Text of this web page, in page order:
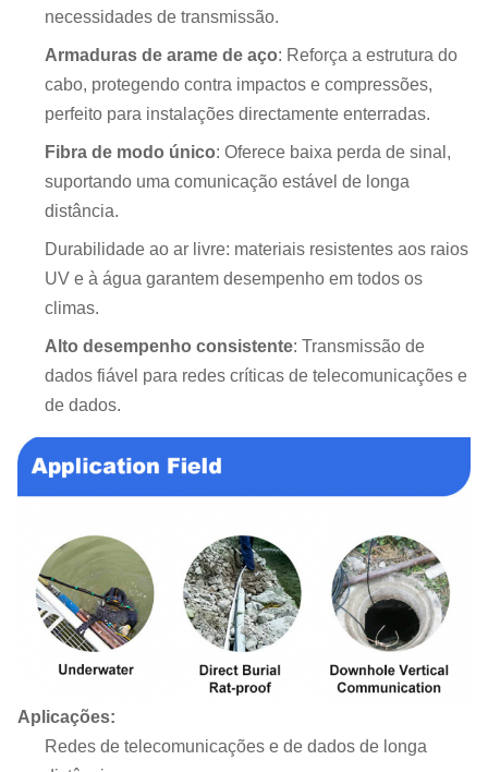
necessidades de transmissão.
Armaduras de arame de aço: Reforça a estrutura do
cabo, protegendo contra impactos e compressões,
perfeito para instalações directamente enterradas.
Fibra de modo único: Oferece baixa perda de sinal,
suportando uma comunicação estável de longa
distância.
Durabilidade ao ar livre: materiais resistentes aos raios
UV e à água garantem desempenho em todos os
climas.
Alto desempenho consistente: Transmissão de
dados fiável para redes críticas de telecomunicações e
de dados.
Aplicações:
Redes de telecomunicações e de dados de longa